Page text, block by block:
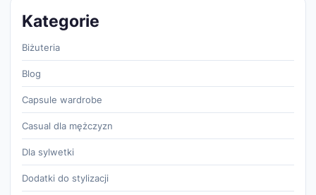
Kategorie
Biżuteria
Blog
Capsule wardrobe
Casual dla mężczyzn
Dla sylwetki
Dodatki do stylizacji